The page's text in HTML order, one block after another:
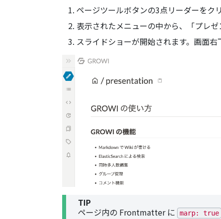
ページツールボタンの3点リーダーをク
表示されたメニューの中から、「プレ
スライドショーが開始されます。画面
TIP
ページ内の Frontmatter に
marp: true